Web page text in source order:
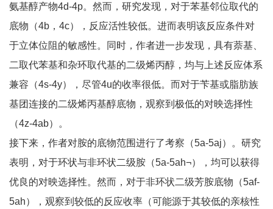
氨基醇产物4d-4p。然而，研究发现，对于苯基邻位取代的
底物（4b，4c），反应活性较低。进而表明该反应条件对
于立体位阻的敏感性。同时，作者进一步发现，具有萘基、
二取代苯基和杂环取代基的二级烯丙醇，均与上述反应体系
兼容（4s-4y），尽管4u的收率很低。而对于苄基或脂肪族
基团连接的二级烯丙基醇底物，观察到极低的对映选择性
（4z-4ab）。
接下来，作者对胺的底物范围进行了考察（5a-5aj）。研究
表明，对于环状与非环状二级胺（5a-5ah¬），均可以获得
优良的对映选择性。然而，对于非环状二级芳胺底物（5af-
5ah），观察到较低的反应收率（可能源于其较低的亲核性